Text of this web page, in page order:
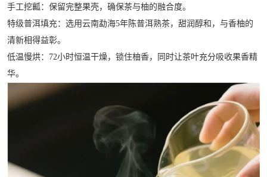
手工挖瓤：保留完整果壳，确保茶与柚的融合度。
特级普洱填充：选用云南勐海5年陈普洱熟茶，甜润醇和，与香柚的
清新相得益彰。
低温慢烘：72小时恒温干燥，锁住柚香，同时让茶叶充分吸收果香精
华。